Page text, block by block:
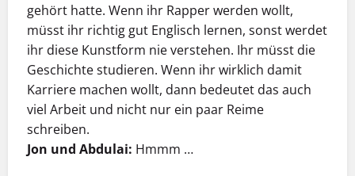
gehört hatte. Wenn ihr Rapper werden wollt,
müsst ihr richtig gut Englisch lernen, sonst werdet
ihr diese Kunstform nie verstehen. Ihr müsst die
Geschichte studieren. Wenn ihr wirklich damit
Karriere machen wollt, dann bedeutet das auch
viel Arbeit und nicht nur ein paar Reime
schreiben.
Jon und Abdulai: Hmmm …